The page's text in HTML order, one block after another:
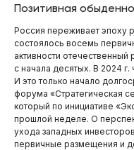
Позитивная
Россия переживает эпоху
состоялось восемь
активности
с начала десятых. В 2024
И это только начало
форума «Стратегическая
который по инициативе
прошлой неделе. О
ухода западных
первичные размещения и